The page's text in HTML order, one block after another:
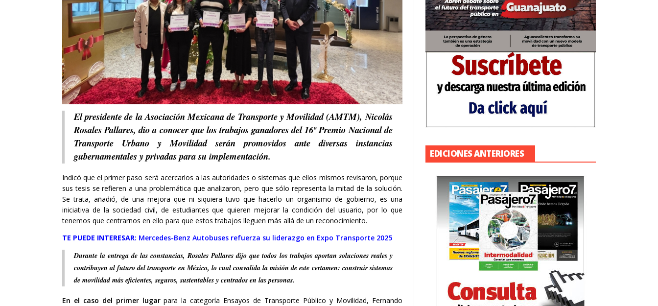
El presidente de la Asociación Mexicana de Transporte y Movilidad (AMTM), Nicolás
Rosales Pallares, dio a conocer que los trabajos ganadores del 16º Premio Nacional de
Transporte Urbano y Movilidad serán promovidos ante diversas instancias
gubernamentales y privadas para su implementación.
Indicó que el primer paso será acercarlos a las autoridades o sistemas que ellos mismos revisaron, porque
sus tesis se refieren a una problemática que analizaron, pero que sólo representa la mitad de la solución.
Se trata, añadió, de una mejora que ni siquiera tuvo que hacerlo un organismo de gobierno, es una
iniciativa de la sociedad civil, de estudiantes que quieren mejorar la condición del usuario, por lo que
tenemos que centrarnos en ello para que estos trabajos lleguen más allá de un reconocimiento.
TE PUEDE INTERESAR: Mercedes-Benz Autobuses refuerza su liderazgo en Expo Transporte 2025
Durante la entrega de las constancias, Rosales Pallares dijo que todos los trabajos aportan soluciones reales y
contribuyen al futuro del transporte en México, lo cual convalida la misión de este certamen: construir sistemas
de movilidad más eficientes, seguros, sustentables y centrados en las personas.
En el caso del primer lugarpara la categoría Ensayos de Transporte Público y Movilidad, Fernando
EDICIONES ANTERIORES